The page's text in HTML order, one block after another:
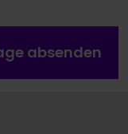
absenden